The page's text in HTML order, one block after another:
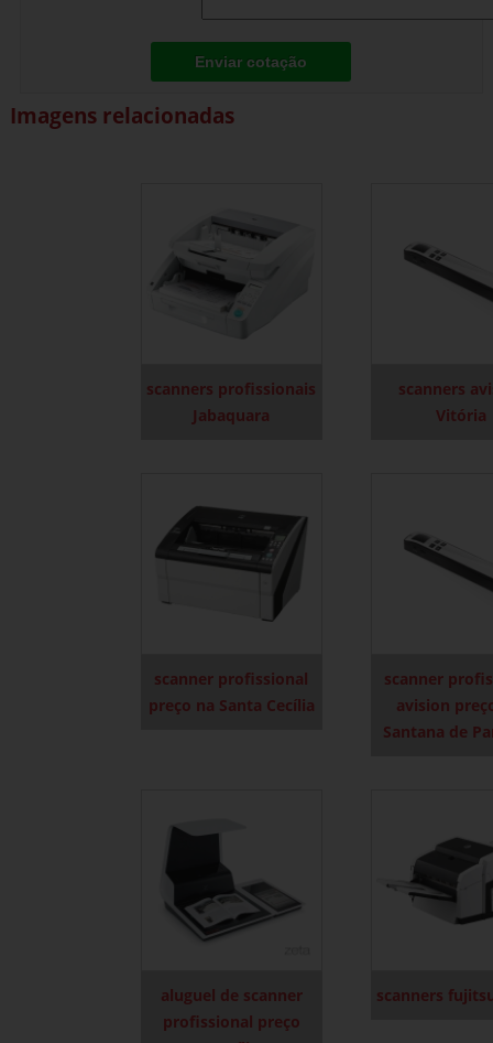
Enviar cotação
Imagens relacionadas
scanners profissionais
Jabaquara
scanners
Vitória
scanner profissional
preço na Santa Cecília
scanner
avision
Santana de
aluguel de scanner
profissional preço
scanners